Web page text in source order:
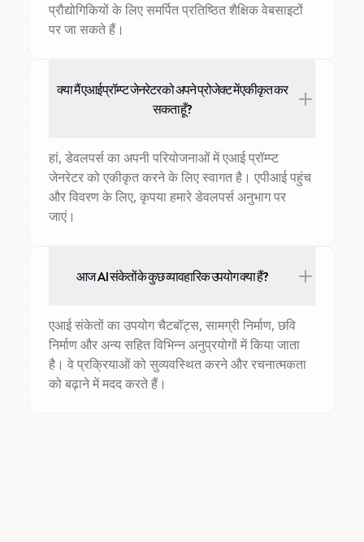
प्रौद्योगिकियों के लिए समर्पित प्रतिष्ठित शैक्षिक वेबसाइटों
पर जा सकते हैं।
क्या मैं एआई प्रॉम्प्ट जेनरेटर को अपने प्रोजेक्ट में एकीकृत कर
सकता हूँ?
हां, डेवलपर्स का अपनी परियोजनाओं में एआई प्रॉम्प्ट
जेनरेटर को एकीकृत करने के लिए स्वागत है। एपीआई पहुंच
और विवरण के लिए, कृपया हमारे डेवलपर्स अनुभाग पर
जाएं।
आज AI संकेतों के कुछ व्यावहारिक उपयोग क्या हैं?
एआई संकेतों का उपयोग चैटबॉट्स, सामग्री निर्माण, छवि
निर्माण और अन्य सहित विभिन्न अनुप्रयोगों में किया जाता
है। वे प्रक्रियाओं को सुव्यवस्थित करने और रचनात्मकता
को बढ़ाने में मदद करते हैं।